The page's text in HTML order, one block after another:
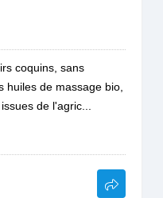
coquins, sans
de massage bio,
de l'agric...